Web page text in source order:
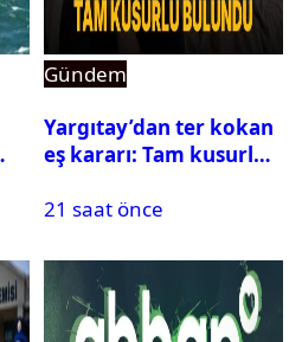
Gündem
Yargıtay’dan ter kokan
eş kararı: Tam kusurlu
21 saat önce